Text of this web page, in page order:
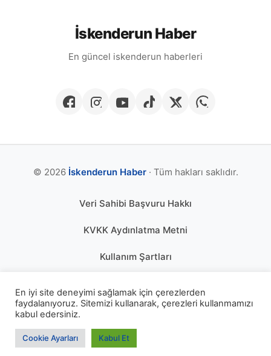
İskenderun Haber
En güncel iskenderun haberleri
© 2026 İskenderun Haber· Tüm hakları saklıdır.
Veri Sahibi Başvuru Hakkı
KVKK Aydınlatma Metni
Kullanım Şartları
Çerez Politikası
KÜNYE
En iyi site deneyimi sağlamak için çerezlerden
faydalanıyoruz. Sitemizi kullanarak, çerezleri kullanmamızı
kabul edersiniz.
Cookie Ayarları Kabul Et